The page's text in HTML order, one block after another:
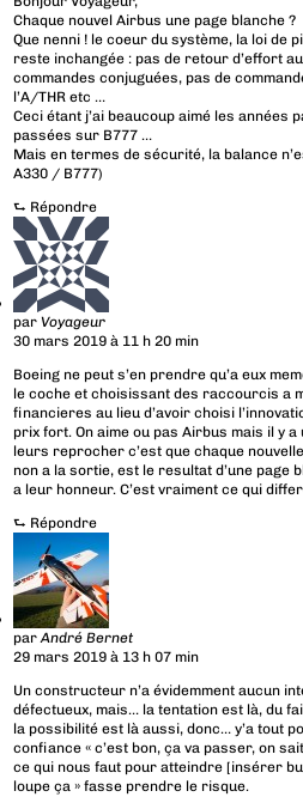
Chaque nouvel Airbus une page blanche ?
Que nenni ! le coeur du système, la loi de
reste inchangée : pas de retour d’effort
commandes conjuguées, pas de
l’A/THR etc …
Ceci étant j’ai beaucoup aimé les années
passées sur B777 …
Mais en termes de sécurité, la balance
A330 / B777)
⮑ Répondre
parVoyageur
30 mars 2019 à 11 h 20 min
Boeing ne peut s’en prendre qu’a eux
le coche et choisissant des raccourcis a
financieres au lieu d’avoir choisi
prix fort. On aime ou pas Airbus mais il y a
leurs reprocher c’est que chaque
non a la sortie, est le resultat d’une page
a leur honneur. C’est vraiment ce qui
⮑ Répondre
parAndré Bernet
29 mars 2019 à 13 h 07 min
Un constructeur n’a évidemment aucun
défectueux, mais… la tentation est là, du
la possibilité est là aussi, donc… y’a tout
confiance « c’est bon, ça va passer, on
ce qui nous faut pour atteindre [insérer
loupe ça » fasse prendre le risque.